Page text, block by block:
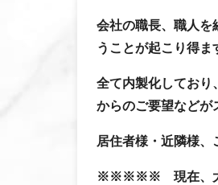
会社の職長、職人を
うことが起こり得
全て内製化しており
からのご要望などが
居住者様・近隣様、
※※※※※ 現在、大